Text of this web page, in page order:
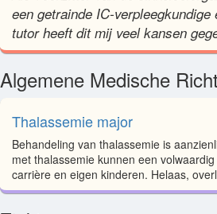
een getrainde IC-verpleegkundige
tutor heeft dit mij veel kansen
Algemene Medische
Thalassemie major
Behandeling van thalassemie is
met thalassemie kunnen een
carrière en eigen kinderen. Helaas,